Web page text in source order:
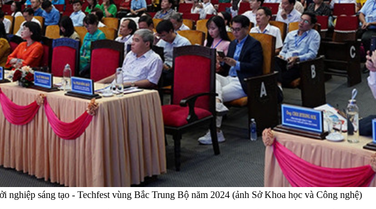
nghiệp sáng tạo - Techfest vùng Bắc Trung Bộ năm 2024 (ảnh Sở Khoa học và Công nghệ)